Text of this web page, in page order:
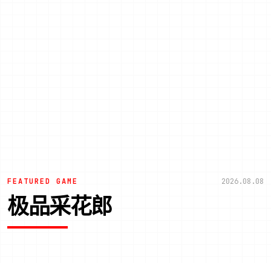
FEATURED GAME 2026.08.08
极品采花郎